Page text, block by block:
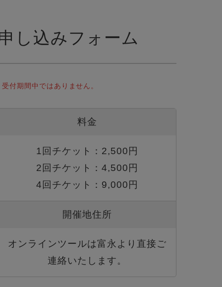
し込みフォーム
受付期間中ではありません。
料金
1回チケット：2,500円
2回チケット：4,500円
4回チケット：9,000円
開催地住所
オンラインツールは富永より直接ご
連絡いたします。